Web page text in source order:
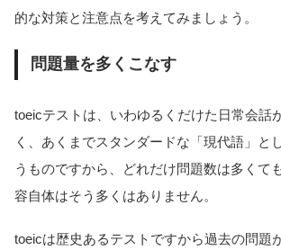
的な対策と注意点を考えてみましょう。
問題量を多くこなす
toeicテストは、いわゆるくだけた日常会話
く、あくまでスタンダードな「現代語」と
うものですから、どれだけ問題数は多くて
容自体はそう多くはありません。
toeicは歴史あるテストですから過去の問題